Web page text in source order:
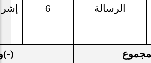
الرسالة 6
(-)